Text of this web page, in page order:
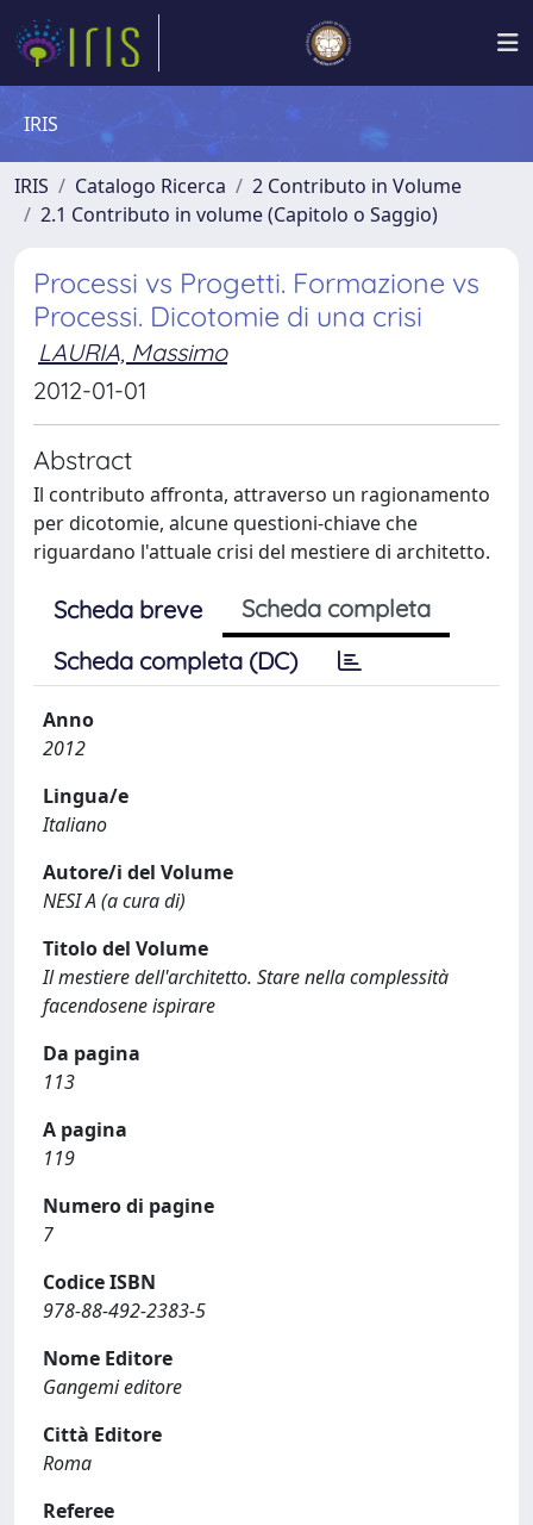
IRIS
IRIS Catalogo Ricerca
2 Contributo in Volume
2.1 Contributo in volume (Capitolo o Saggio)
Processi vs Progetti. Formazione vs
Processi. Dicotomie di una crisi
LAURIA, Massimo
2012-01-01
Abstract
Il contributo affronta, attraverso un ragionamento
per dicotomie, alcune questioni-chiave che
riguardano l'attuale crisi del mestiere di architetto.
Scheda breve
Scheda completa
Scheda completa (DC)
Anno
2012
Lingua/e
Italiano
Autore/i del Volume
NESI A (a cura di)
Titolo del Volume
Il mestiere dell'architetto. Stare nella complessità
facendosene ispirare
Da pagina
113
A pagina
119
Numero di pagine
7
Codice ISBN
978-88-492-2383-5
Nome Editore
Gangemi editore
Città Editore
Roma
Referee